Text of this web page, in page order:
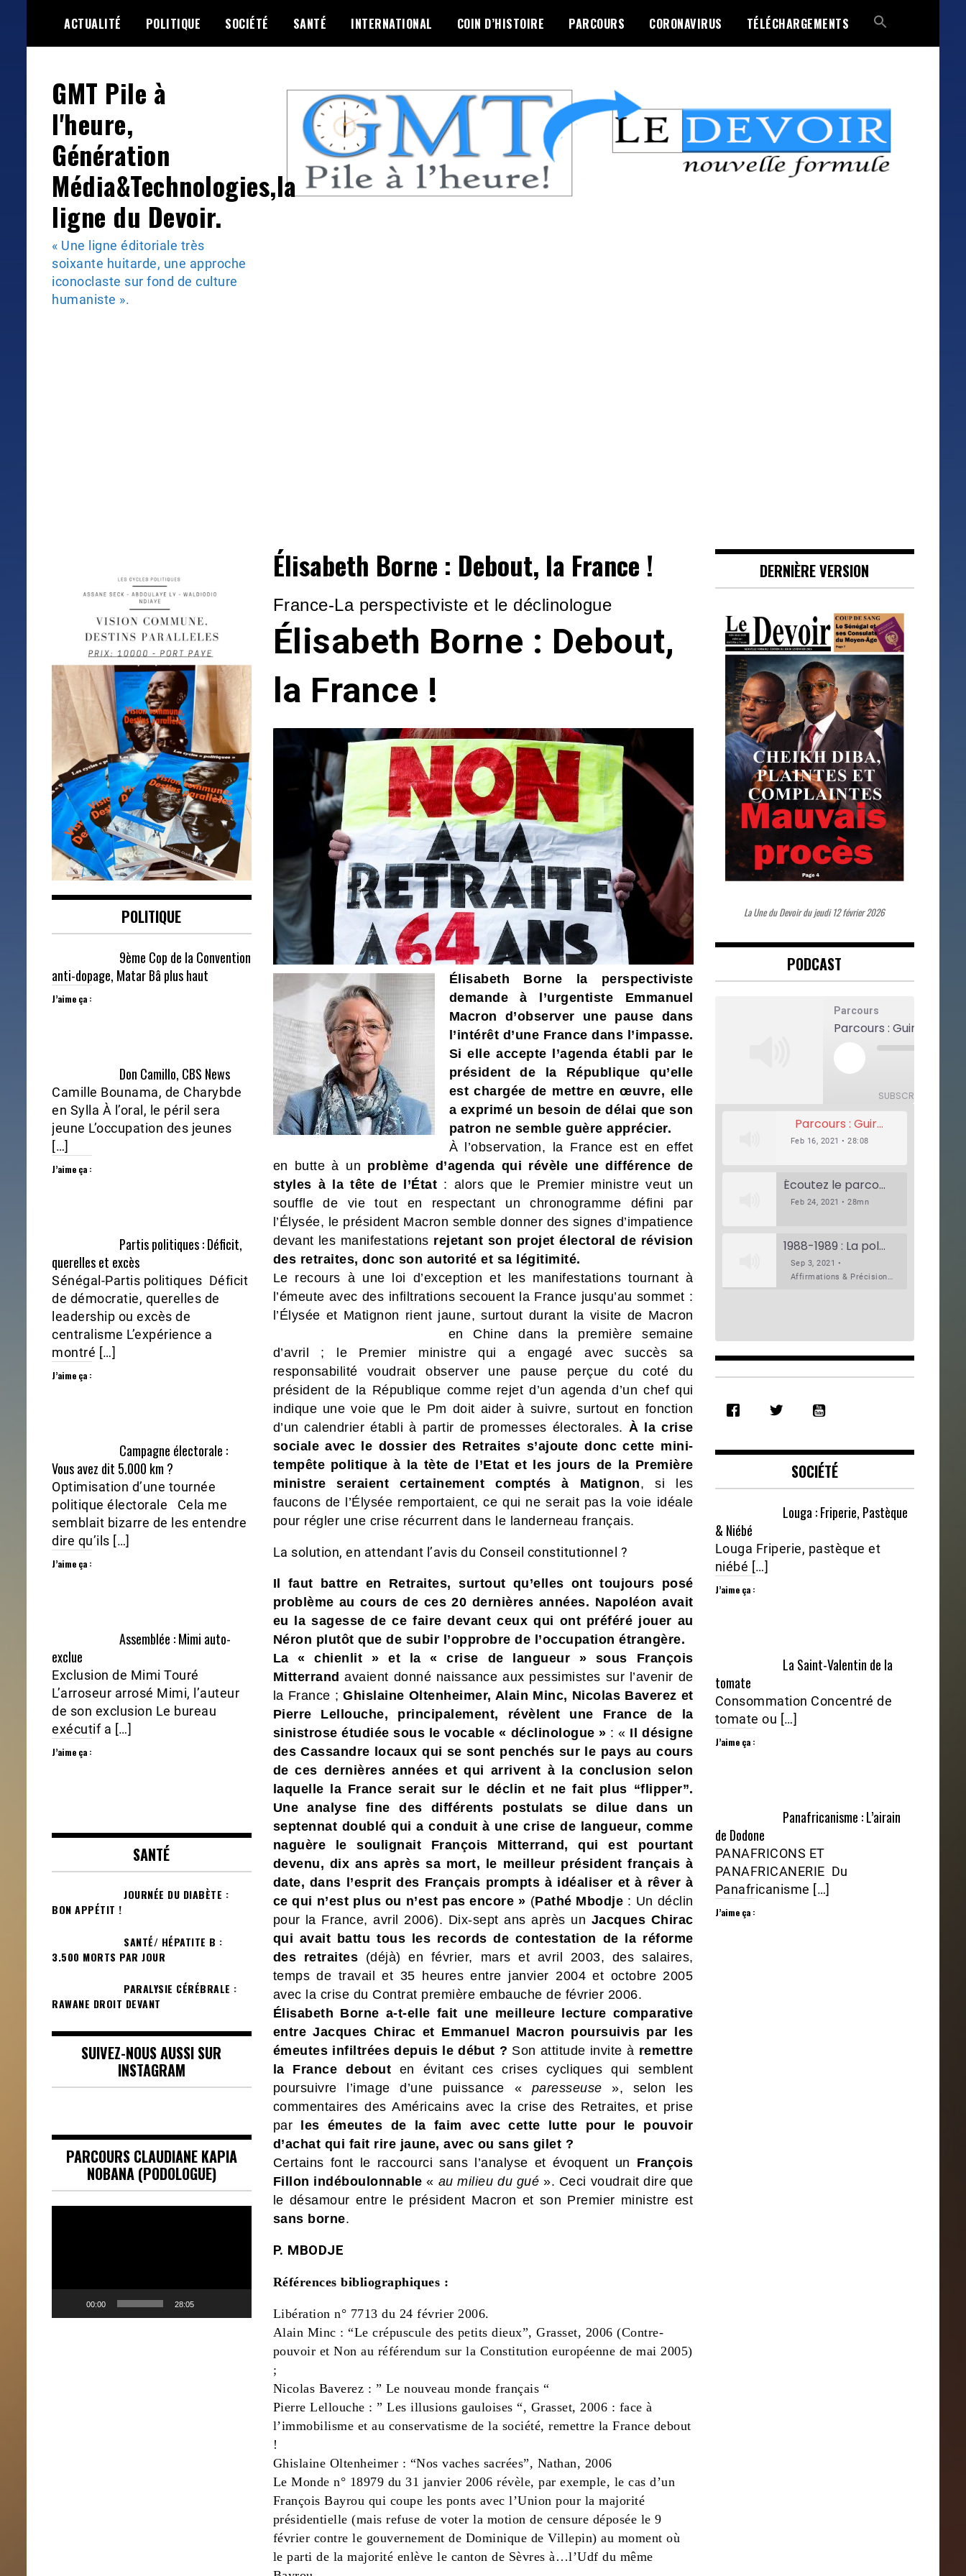
content
ACTUALITÉ POLITIQUE SOCIÉTÉ SANTÉ INTERNATIONAL COIN D’HISTOIRE PARCOURS CORONAVIRUS TÉLÉCHARGEMENTS
GMT Pile à
l'heure,
Génération
Média&Technologies,la
ligne du Devoir.
« Une ligne éditoriale très
soixante huitarde, une approche
iconoclaste sur fond de culture
humaniste ».
Élisabeth Borne : Debout, la France !
France-La perspectiviste et le déclinologue
Élisabeth Borne : Debout,
la France !
Élisabeth Borne la perspectiviste
demande à l’urgentiste Emmanuel
Macron d’observer une pause dans
l’intérêt d’une France dans l’impasse.
Si elle accepte l’agenda établi par le
président de la République qu’elle
est chargée de mettre en œuvre, elle
a exprimé un besoin de délai que son
patron ne semble guère apprécier.
À l’observation, la France est en effet
en butte à un problème d’agenda qui révèle une différence de
styles à la tête de l’État : alors que le Premier ministre veut un
souffle de vie tout en respectant un chronogramme défini par
l’Élysée, le président Macron semble donner des signes d’impatience
devant les manifestations rejetant son projet électoral de révision
des retraites, donc son autorité et sa légitimité.
Le recours à une loi d’exception et les manifestations tournant à
l’émeute avec des infiltrations secouent la France jusqu’au sommet :
l’Élysée et Matignon rient jaune, surtout durant la visite de Macron
en Chine dans la première semaine
d’avril ; le Premier ministre qui a engagé avec succès sa
responsabilité voudrait observer une pause perçue du coté du
président de la République comme rejet d’un agenda d’un chef qui
indique une voie que le Pm doit aider à suivre, surtout en fonction
d’un calendrier établi à partir de promesses électorales. À la crise
sociale avec le dossier des Retraites s’ajoute donc cette mini-
tempête politique à la tète de l’Etat et les jours de la Première
ministre seraient certainement comptés à Matignon, si les
faucons de l’Élysée remportaient, ce qui ne serait pas la voie idéale
pour régler une crise récurrent dans le landerneau français.
La solution, en attendant l’avis du Conseil constitutionnel ?
Il faut battre en Retraites, surtout qu’elles ont toujours posé
problème au cours de ces 20 dernières années. Napoléon avait
eu la sagesse de ce faire devant ceux qui ont préféré jouer au
Néron plutôt que de subir l’opprobre de l’occupation étrangère.
La « chienlit » et la « crise de langueur » sous François
Mitterrand avaient donné naissance aux pessimistes sur l’avenir de
la France ; Ghislaine Oltenheimer, Alain Minc, Nicolas Baverez et
Pierre Lellouche, principalement, révèlent une France de la
sinistrose étudiée sous le vocable « déclinologue » : « Il désigne
des Cassandre locaux qui se sont penchés sur le pays au cours
de ces dernières années et qui arrivent à la conclusion selon
laquelle la France serait sur le déclin et ne fait plus “flipper”.
Une analyse fine des différents postulats se dilue dans un
septennat doublé qui a conduit à une crise de langueur, comme
naguère le soulignait François Mitterrand, qui est pourtant
devenu, dix ans après sa mort, le meilleur président français à
date, dans l’esprit des Français prompts à idéaliser et à rêver à
ce qui n’est plus ou n’est pas encore » (Pathé Mbodje : Un déclin
pour la France, avril 2006). Dix-sept ans après un Jacques Chirac
qui avait battu tous les records de contestation de la réforme
des retraites (déjà) en février, mars et avril 2003, des salaires,
temps de travail et 35 heures entre janvier 2004 et octobre 2005
avec la crise du Contrat première embauche de février 2006.
Élisabeth Borne a-t-elle fait une meilleure lecture comparative
entre Jacques Chirac et Emmanuel Macron poursuivis par les
émeutes infiltrées depuis le début ? Son attitude invite à remettre
la France debout en évitant ces crises cycliques qui semblent
poursuivre l’image d’une puissance « paresseuse », selon les
commentaires des Américains avec la crise des Retraites, et prise
par
les émeutes de la faim avec cette lutte pour le pouvoir
d’achat qui fait rire jaune, avec ou sans gilet ?
Certains font le raccourci sans l’analyse et évoquent un François
Fillon indéboulonnable « au milieu du gué ». Ceci voudrait dire que
le désamour entre le président Macron et son Premier ministre est
sans borne.
P. MBODJE
Références bibliographiques :
Libération n° 7713 du 24 février 2006.
Alain Minc : “Le crépuscule des petits dieux”, Grasset, 2006 (Contre-
pouvoir et Non au référendum sur la Constitution européenne de mai 2005)
;
Nicolas Baverez : ” Le nouveau monde français “
Pierre Lellouche : ” Les illusions gauloises “, Grasset, 2006 : face à
l’immobilisme et au conservatisme de la société, remettre la France debout
!
Ghislaine Oltenheimer : “Nos vaches sacrées”, Nathan, 2006
Le Monde n° 18979 du 31 janvier 2006 révèle, par exemple, le cas d’un
François Bayrou qui coupe les ponts avec l’Union pour la majorité
présidentielle (mais refuse de voter la motion de censure déposée le 9
février contre le gouvernement de Dominique de Villepin) au moment où
le parti de la majorité enlève le canton de Sèvres à…l’Udf du même
POLITIQUE
9ème Cop de la Convention
anti-dopage, Matar Bâ plus haut
J’aime ça :
Don Camillo, CBS News
Camille Bounama, de Charybde
en Sylla À l’oral, le péril sera
jeune L’occupation des jeunes
[…]
J’aime ça :
Partis politiques : Déficit,
querelles et excès
Sénégal-Partis politiques Déficit
de démocratie, querelles de
leadership ou excès de
centralisme L’expérience a
montré […]
J’aime ça :
Campagne électorale :
Vous avez dit 5.000 km ?
Optimisation d’une tournée
politique électorale Cela me
semblait bizarre de les entendre
dire qu’ils […]
J’aime ça :
Assemblée : Mimi auto-
exclue
Exclusion de Mimi Touré
L’arroseur arrosé Mimi, l’auteur
de son exclusion Le bureau
exécutif a […]
J’aime ça :
SANTÉ
JOURNÉE DU DIABÈTE :
BON APPÉTIT !
SANTÉ/ HÉPATITE B :
3.500 MORTS PAR JOUR
PARALYSIE CÉRÉBRALE :
RAWANE DROIT DEVANT
SUIVEZ-NOUS AUSSI SUR
INSTAGRAM
PARCOURS CLAUDIANE KAPIA
NOBANA (PODOLOGUE)
00:00 28:05
DERNIÈRE VERSION
La Une du Devoir du jeudi 12 février 2026
PODCAST
Parcours
Parcours : Guirassy
Play
Episode
Seconds
SUBSCRIBE
RSS FEED
EMBED
Parcours : Guirassy
Feb 16, 2021 • 28:08
Écoutez le parcours de Claudiane Kapia Nobana (Podologue)
Feb 24, 2021 • 28mn
1988-1989 : La polémique de Guidimakha (Podcast)
Sep 3, 2021 •
Affirmations & Précisions Exécutions, déportations et répressions au Guidimakha (sud de la Mauritanie) de 1989 /1990 Peut-on les oublier nos victimes ? Au cours de nos recherches de mémoire de maîtrise (1997) intitulé (,), nous avons enquêté sur les noms des personnes victimes (mortes, rescapées et déportées) lors des événements…
SOCIÉTÉ
Louga : Friperie, Pastèque
& Niébé
Louga Friperie, pastèque et
niébé […]
J’aime ça :
La Saint-Valentin de la
tomate
Consommation Concentré de
tomate ou […]
J’aime ça :
Panafricanisme : L’airain
de Dodone
PANAFRICONS ET
PANAFRICANERIE Du
Panafricanisme […]
J’aime ça :